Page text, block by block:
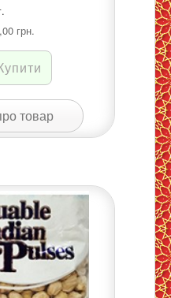
грн.
товар